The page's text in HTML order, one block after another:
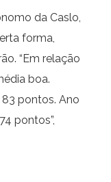
da Caslo,
forma,
“Em relação
boa.
pontos. Ano
pontos”,